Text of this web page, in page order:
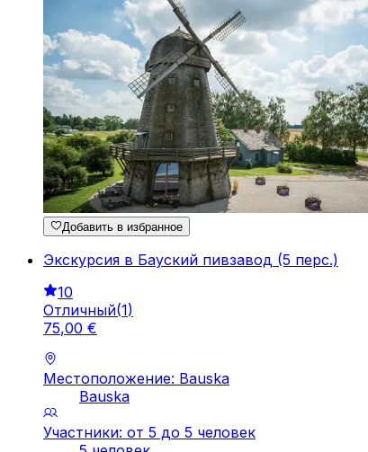
Добавить в избранное
Экскурсия в Бауский пивзавод (5 перс.)
10
Отличный(1)
75,00 €
Местоположение: Bauska
Bauska
Участники: от 5 до 5 человек